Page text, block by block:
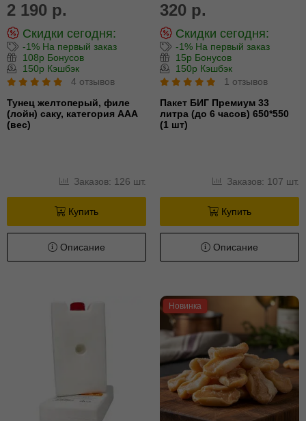
2 190 р.
Скидки сегодня:
-1% На первый заказ
108р Бонусов
150р Кэшбэк
4 отзывов
Тунец желтоперый, филе
(лойн) cаку, категория ААА
(вес)
Заказов: 126 шт.
Купить
Описание
320 р.
Скидки сегодня:
-1% На первый заказ
15р Бонусов
150р Кэшбэк
1 отзывов
Пакет БИГ Премиум 33
литра (до 6 часов) 650*550
(1 шт)
Заказов: 107 шт.
Купить
Описание
Новинка